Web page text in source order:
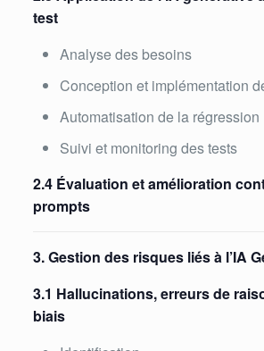
test
Analyse des besoins
Conception et implémentation
Automatisation de la régression
Suivi et monitoring des tests
2.4 Évaluation et amélioration
prompts
3. Gestion des risques liés à l’IA
3.1 Hallucinations, erreurs de
biais